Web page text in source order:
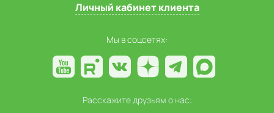
Личный кабинет клиента
Мы в соцсетях:
Расскажите друзьям о нас: